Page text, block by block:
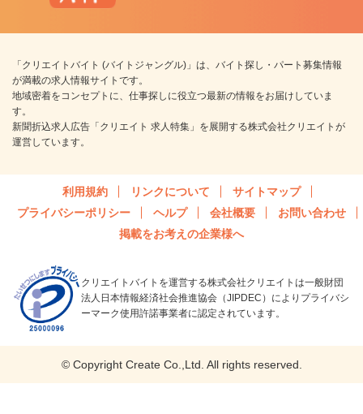
「クリエイトバイト (バイトジャングル)」は、バイト探し・パート募集情報
が満載の求人情報サイトです。
地域密着をコンセプトに、仕事探しに役立つ最新の情報をお届けしていま
す。
新聞折込求人広告「クリエイト 求人特集」を展開する株式会社クリエイトが
運営しています。
利用規約 リンクについて
サイトマップ
プライバシーポリシー
ヘルプ 会社概要
お問い合わせ
掲載をお考えの企業様へ
クリエイトバイトを運営する株式会社クリエイトは一般財団
法人日本情報経済社会推進協会（JIPDEC）によりプライバシ
ーマーク使用許諾事業者に認定されています。
© Copyright Create Co.,Ltd. All rights reserved.